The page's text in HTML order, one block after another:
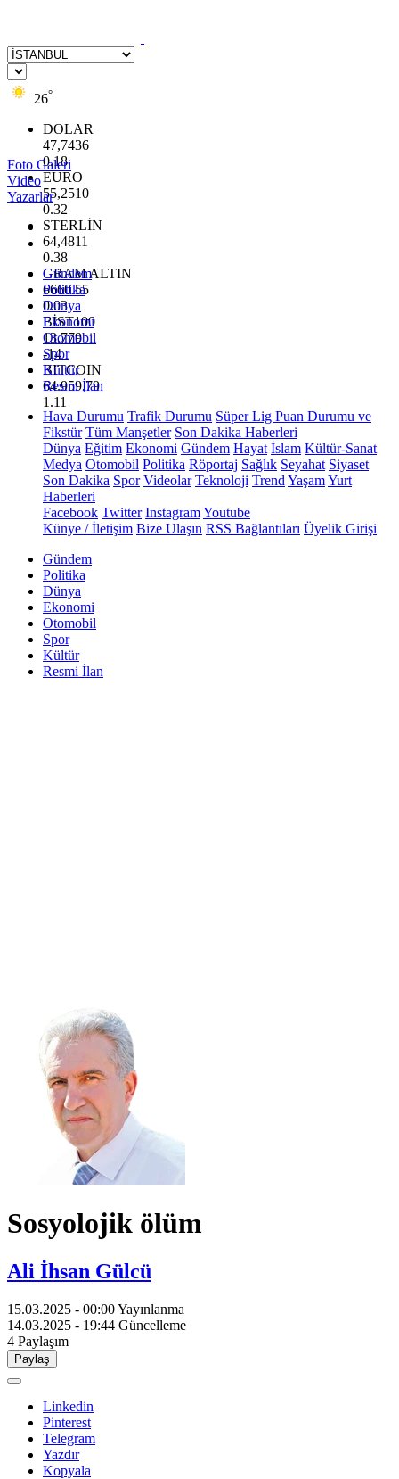
26°
DOLAR
47,7436
0.18
EURO
55,2510
0.32
STERLİN
64,4811
0.38
GRAM ALTIN
6660.55
0.03
BİST100
13.779
-14
BITCOIN
64.959,79
1.11
Foto Galeri
Video
Yazarlar
Gündem
Politika
Dünya
Ekonomi
Otomobil
Spor
Kültür
Resmi İlan
Hava Durumu Trafik Durumu Süper Lig Puan Durumu ve
Fikstür Tüm Manşetler Son Dakika Haberleri
Dünya Eğitim Ekonomi Gündem Hayat İslam Kültür-Sanat
Medya Otomobil Politika Röportaj Sağlık Seyahat Siyaset
Son Dakika Spor Videolar Teknoloji Trend YaşamYurt
Haberleri
Facebook Twitter InstagramYoutube
Künye / İletişim Bize Ulaşın RSS Bağlantıları Üyelik Girişi
Gündem
Politika
Dünya
Ekonomi
Otomobil
Spor
Kültür
Resmi İlan
Sosyolojik ölüm
Ali İhsan Gülcü
15.03.2025 - 00:00Yayınlanma
14.03.2025 - 19:44 Güncelleme
4 Paylaşım
Paylaş
Linkedin
Pinterest
Telegram
Yazdır
Kopyala